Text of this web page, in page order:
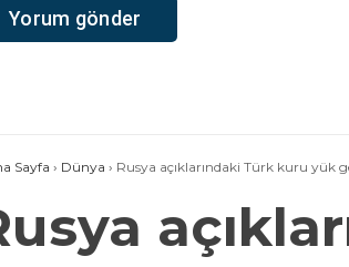
Sayfa › Dünya › Rusya açıklarındaki Türk kuru yük